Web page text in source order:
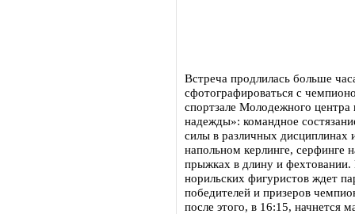
Встреча продлилась больше
сфотографироваться с
спортзале Молодежного центра
надежды»: командное
силы в различных дисциплинах
напольном керлинге, серфинге
прыжках в длину и
норильских фигуристов ждет
победителей и призеров
после этого, в 16:15, начнется